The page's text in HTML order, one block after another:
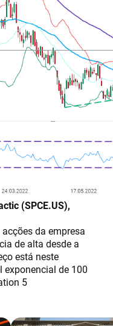
(SPCE.US),
da empresa
de alta desde a
está neste
exponencial de 100
5